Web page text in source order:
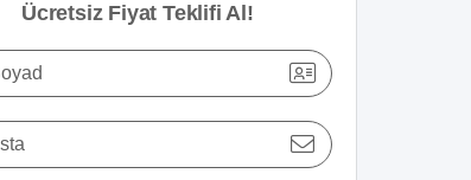
Ücretsiz Fiyat Teklifi Al!